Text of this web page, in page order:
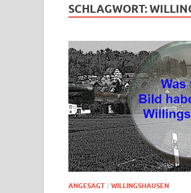
SCHLAGWORT:
ANGESAGT / WILLINGSHAUSEN